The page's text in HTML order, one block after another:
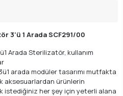
3'ü 1 Arada SCF291/00
Arada Sterilizatör, kullanım
arada modüler tasarımı mutfakta
aksesuarlardan ürünlerin
istediğiniz her şey için yeterli alana